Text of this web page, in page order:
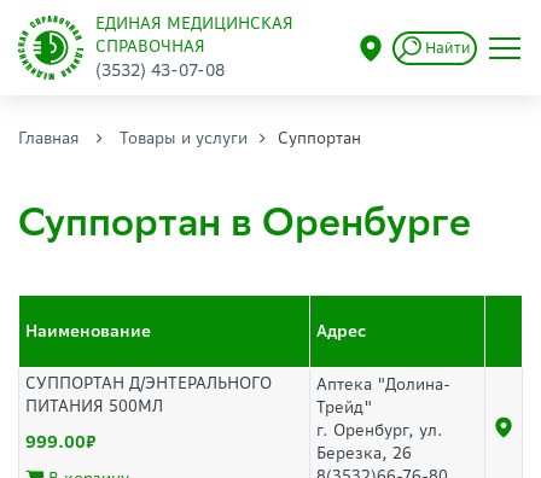
ЕДИНАЯ МЕДИЦИНСКАЯ
СПРАВОЧНАЯ
(3532) 43-07-08
Найти
Главная Товары и услуги Суппортан
Суппортан в Оренбурге
Наименование Адрес
СУППОРТАН Д/ЭНТЕРАЛЬНОГО
ПИТАНИЯ 500МЛ
999.00
Аптека "Долина-
Трейд"
г. Оренбург, ул.
Березка, 26